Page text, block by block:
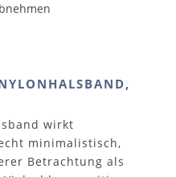
wirkt
minimalistisch,
Betrachtung als